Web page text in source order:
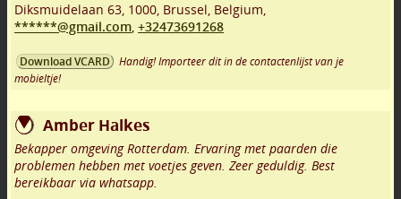
Diksmuidelaan 63, 1000, Brussel, Belgium,
******@gmail.com, +32473691268
Download VCARD
Handig! Importeer dit in de contactenlijst van je
mobieltje!
Amber Halkes
Bekapper omgeving Rotterdam. Ervaring met paarden die
problemen hebben met voetjes geven. Zeer geduldig. Best
bereikbaar via whatsapp.